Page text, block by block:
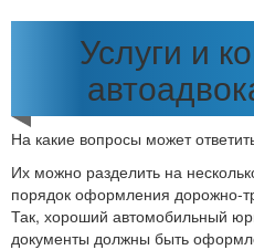
Услуги и
На какие вопросы может
Их можно разделить на
порядок оформления дорожно-
Так, хороший автомобильный
документы должны быть